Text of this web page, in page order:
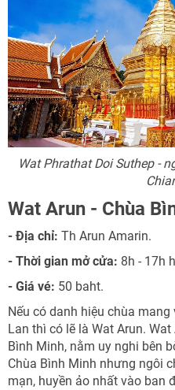
Wat Phrathat Doi Suthep -
Wat Arun - Chùa
- Địa chỉ: Th Arun Amarin.
- Thời gian mở cửa: 8h - 17h
- Giá vé: 50 baht.
Nếu có danh hiệu chùa
Lan thì có lẽ là Wat Arun.
Bình Minh, nằm uy nghi bên
Chùa Bình Minh nhưng ngôi
mạn, huyền ảo nhất vào ban